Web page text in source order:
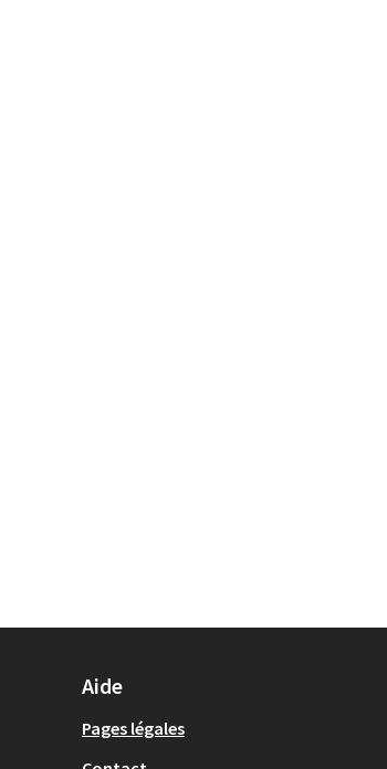
Aide
Pages légales